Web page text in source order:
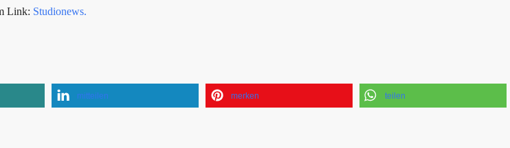
Link: Studionews.
mitteilen merken teilen